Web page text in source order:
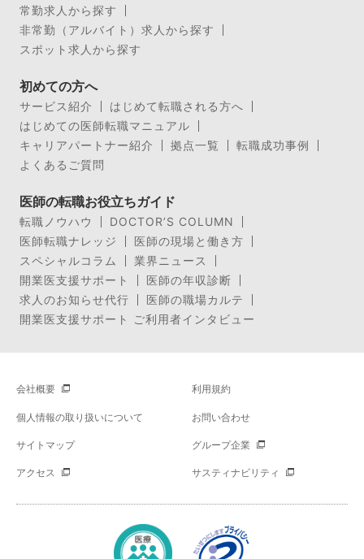
常勤求人から探す
非常勤（アルバイト）求人から探す
スポット求人から探す
初めての方へ
サービス紹介
はじめて転職される方へ
はじめての医師転職マニュアル
キャリアパートナー紹介
拠点一覧
転職成功事例
よくあるご質問
医師の転職お役立ちガイド
転職ノウハウ
DOCTOR’S COLUMN
医師転職ナレッジ
医師の現場と働き方
スペシャルコラム
業界ニュース
開業医支援サポート
医師の年収診断
求人のお知らせ代行
医師の職場カルテ
開業医支援サポート ご利用者インタビュー
会社概要 利用規約
個人情報の取り扱いについて お問い合わせ
サイトマップ グループ企業
アクセス サスティナビリティ